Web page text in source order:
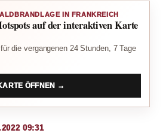
IN FRANKREICH
auf der interaktiven Karte
die vergangenen 24 Stunden, 7 Tage
ÖFFNEN →
09:31